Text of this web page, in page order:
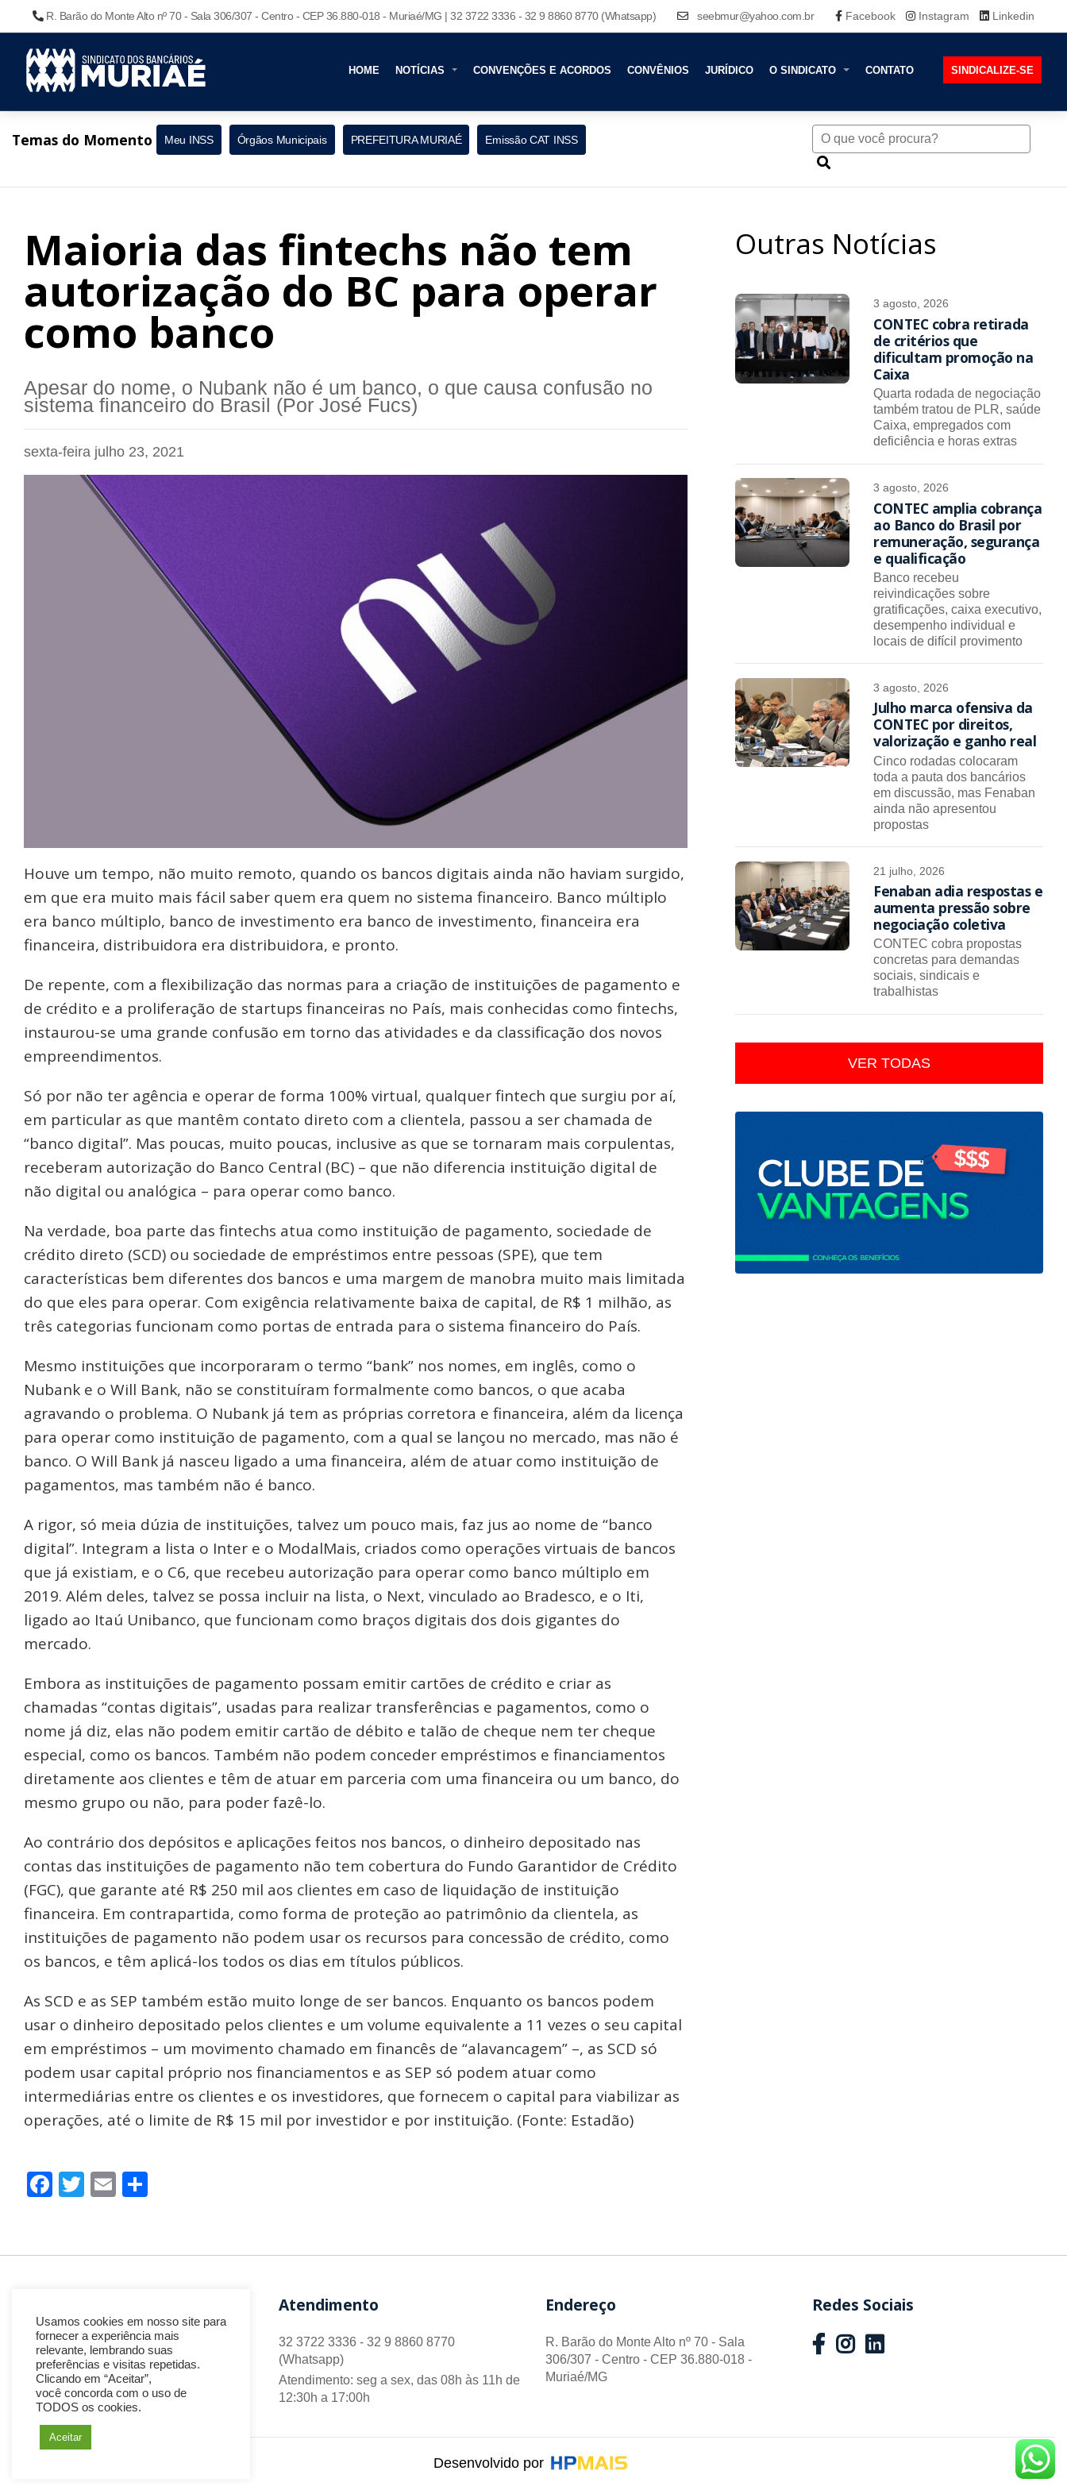
R. Barão do Monte Alto nº 70 - Sala 306/307 - Centro - CEP 36.880-018 - Muriaé/MG | 32 3722 3336 - 32 9 8860 8770 (Whatsapp) seebmur@yahoo.com.br Facebook Instagram Linkedin
HOME NOTÍCIAS CONVENÇÕES E ACORDOS CONVÊNIOS JURÍDICO O SINDICATO CONTATO SINDICALIZE-SE
Temas do Momento Meu INSS Órgãos Municipais PREFEITURA MURIAÉ Emissão CAT INSS
Maioria das fintechs não tem
autorização do BC para operar
como banco
Apesar do nome, o Nubank não é um banco, o que causa confusão no
sistema financeiro do Brasil (Por José Fucs)
sexta-feira julho 23, 2021
Houve um tempo, não muito remoto, quando os bancos digitais ainda não haviam surgido,
em que era muito mais fácil saber quem era quem no sistema financeiro. Banco múltiplo
era banco múltiplo, banco de investimento era banco de investimento, financeira era
financeira, distribuidora era distribuidora, e pronto.
De repente, com a flexibilização das normas para a criação de instituições de pagamento e
de crédito e a proliferação de startups financeiras no País, mais conhecidas como fintechs,
instaurou-se uma grande confusão em torno das atividades e da classificação dos novos
empreendimentos.
Só por não ter agência e operar de forma 100% virtual, qualquer fintech que surgiu por aí,
em particular as que mantêm contato direto com a clientela, passou a ser chamada de
“banco digital”. Mas poucas, muito poucas, inclusive as que se tornaram mais corpulentas,
receberam autorização do Banco Central (BC) – que não diferencia instituição digital de
não digital ou analógica – para operar como banco.
Na verdade, boa parte das fintechs atua como instituição de pagamento, sociedade de
crédito direto (SCD) ou sociedade de empréstimos entre pessoas (SPE), que tem
características bem diferentes dos bancos e uma margem de manobra muito mais limitada
do que eles para operar. Com exigência relativamente baixa de capital, de R$ 1 milhão, as
três categorias funcionam como portas de entrada para o sistema financeiro do País.
Mesmo instituições que incorporaram o termo “bank” nos nomes, em inglês, como o
Nubank e o Will Bank, não se constituíram formalmente como bancos, o que acaba
agravando o problema. O Nubank já tem as próprias corretora e financeira, além da licença
para operar como instituição de pagamento, com a qual se lançou no mercado, mas não é
banco. O Will Bank já nasceu ligado a uma financeira, além de atuar como instituição de
pagamentos, mas também não é banco.
A rigor, só meia dúzia de instituições, talvez um pouco mais, faz jus ao nome de “banco
digital”. Integram a lista o Inter e o ModalMais, criados como operações virtuais de bancos
que já existiam, e o C6, que recebeu autorização para operar como banco múltiplo em
2019. Além deles, talvez se possa incluir na lista, o Next, vinculado ao Bradesco, e o Iti,
ligado ao Itaú Unibanco, que funcionam como braços digitais dos dois gigantes do
mercado.
Embora as instituições de pagamento possam emitir cartões de crédito e criar as
chamadas “contas digitais”, usadas para realizar transferências e pagamentos, como o
nome já diz, elas não podem emitir cartão de débito e talão de cheque nem ter cheque
especial, como os bancos. Também não podem conceder empréstimos e financiamentos
diretamente aos clientes e têm de atuar em parceria com uma financeira ou um banco, do
mesmo grupo ou não, para poder fazê-lo.
Ao contrário dos depósitos e aplicações feitos nos bancos, o dinheiro depositado nas
contas das instituições de pagamento não tem cobertura do Fundo Garantidor de Crédito
(FGC), que garante até R$ 250 mil aos clientes em caso de liquidação de instituição
financeira. Em contrapartida, como forma de proteção ao patrimônio da clientela, as
instituições de pagamento não podem usar os recursos para concessão de crédito, como
os bancos, e têm aplicá-los todos os dias em títulos públicos.
As SCD e as SEP também estão muito longe de ser bancos. Enquanto os bancos podem
usar o dinheiro depositado pelos clientes e um volume equivalente a 11 vezes o seu capital
em empréstimos – um movimento chamado em financês de “alavancagem” –, as SCD só
podem usar capital próprio nos financiamentos e as SEP só podem atuar como
intermediárias entre os clientes e os investidores, que fornecem o capital para viabilizar as
operações, até o limite de R$ 15 mil por investidor e por instituição. (Fonte: Estadão)
Facebook
Twitter
Email
Outras Notícias
3 agosto, 2026
CONTEC cobra retirada
de critérios que
dificultam promoção na
Caixa
Quarta rodada de negociação
também tratou de PLR, saúde
Caixa, empregados com
deficiência e horas extras
3 agosto, 2026
CONTEC amplia cobrança
ao Banco do Brasil por
remuneração, segurança
e qualificação
Banco recebeu
reivindicações sobre
gratificações, caixa executivo,
desempenho individual e
locais de difícil provimento
3 agosto, 2026
Julho marca ofensiva da
CONTEC por direitos,
valorização e ganho real
Cinco rodadas colocaram
toda a pauta dos bancários
em discussão, mas Fenaban
ainda não apresentou
propostas
21 julho, 2026
Fenaban adia respostas e
aumenta pressão sobre
negociação coletiva
CONTEC cobra propostas
concretas para demandas
sociais, sindicais e
trabalhistas
VER TODAS
Atendimento
32 3722 3336 - 32 9 8860 8770
(Whatsapp)
Atendimento: seg a sex, das 08h às 11h de
12:30h a 17:00h
Endereço
R. Barão do Monte Alto nº 70 - Sala
306/307 - Centro - CEP 36.880-018 -
Muriaé/MG
Redes Sociais
Desenvolvido por
Usamos cookies em nosso site para
fornecer a experiência mais
relevante, lembrando suas
preferências e visitas repetidas.
Clicando em “Aceitar”,
você concorda com o uso de
TODOS os cookies.
Aceitar